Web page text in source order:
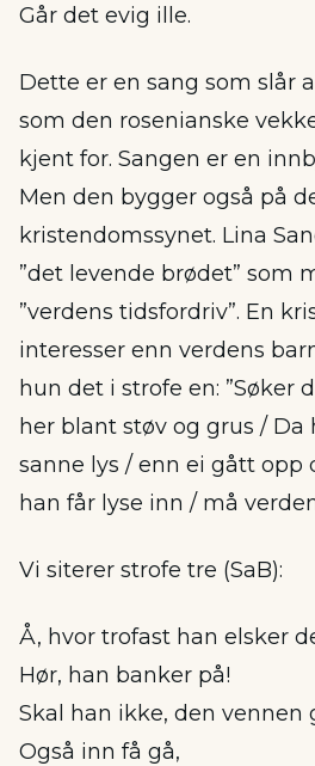
Går det evig ille.
Dette er en sang som slår
som den rosenianske
kjent for. Sangen er en
Men den bygger også på
kristendomssynet. Lina
”det levende brødet” som
”verdens tidsfordriv”. En
interesser enn verdens
hun det i strofe en: ”Søker
her blant støv og grus / Da
sanne lys / enn ei gått opp
han får lyse inn / må
Vi siterer strofe tre (SaB):
Å, hvor trofast han elsker
Hør, han banker på!
Skal han ikke, den vennen
Også inn få gå,